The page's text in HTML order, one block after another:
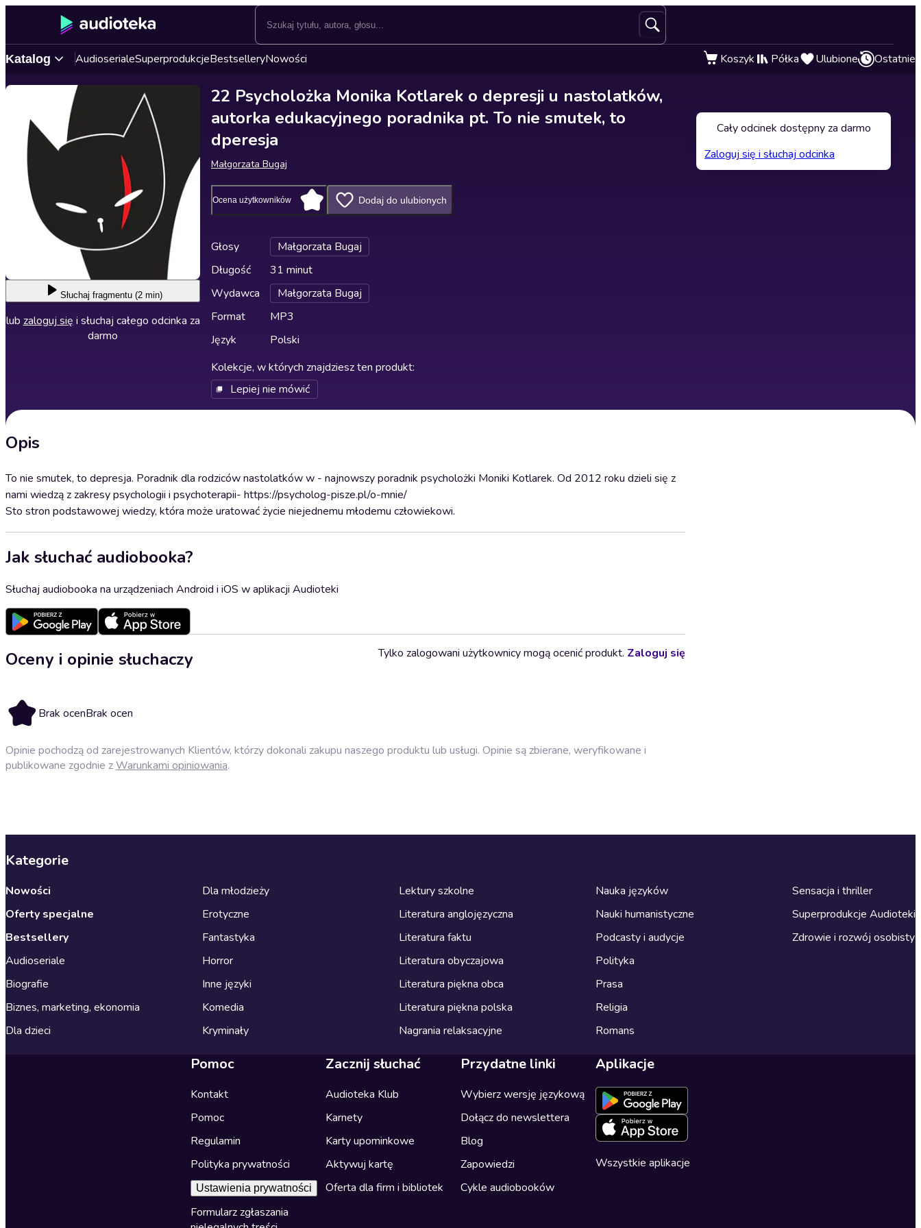
Katalog AudioserialeSuperprodukcjeBestselleryNowości Koszyk Półka Ulubione Ostatnie
Słuchaj fragmentu (2 min)
lub zaloguj się i słuchaj całego odcinka za
darmo
22 Psycholożka Monika Kotlarek o depresji u nastolatków,
autorka edukacyjnego poradnika pt. To nie smutek, to
dperesja
Małgorzata Bugaj
Ocena użytkowników Dodaj do ulubionych
Głosy
Małgorzata Bugaj
Długość
31 minut
Wydawca
Małgorzata Bugaj
Format
MP3
Język
Polski
Kolekcje, w których znajdziesz ten produkt:
Lepiej nie mówić
Opis
To nie smutek, to depresja. Poradnik dla rodziców nastolatków w - najnowszy poradnik psycholożki Moniki Kotlarek. Od 2012 roku dzieli się z
nami wiedzą z zakresy psychologii i psychoterapii- https://psycholog-pisze.pl/o-mnie/
Sto stron podstawowej wiedzy, która może uratować życie niejednemu młodemu człowiekowi.
Jak słuchać audiobooka?
Słuchaj audiobooka na urządzeniach Android i iOS w aplikacji Audioteki
Oceny i opinie słuchaczy
Brak ocenBrak ocen
Tylko zalogowani użytkownicy mogą ocenić produkt. Zaloguj się
Opinie pochodzą od zarejestrowanych Klientów, którzy dokonali zakupu naszego produktu lub usługi. Opinie są zbierane, weryfikowane i
publikowane zgodnie zWarunkami opiniowania.
Cały odcinek dostępny za darmo
Zaloguj się i słuchaj odcinka
Kategorie
Nowości
Oferty specjalne
Bestsellery
Audioseriale
Biografie
Biznes, marketing, ekonomia
Dla dzieci
Dla młodzieży
Erotyczne
Fantastyka
Horror
Inne języki
Komedia
Kryminały
Lektury szkolne
Literatura anglojęzyczna
Literatura faktu
Literatura obyczajowa
Literatura piękna obca
Literatura piękna polska
Nagrania relaksacyjne
Nauka języków
Nauki humanistyczne
Podcasty i audycje
Polityka
Prasa
Religia
Romans
Sensacja i thriller
Superprodukcje Audioteki
Zdrowie i rozwój osobisty
Pomoc
Kontakt
Pomoc
Regulamin
Polityka prywatności
Ustawienia prywatności
Formularz zgłaszania
Zacznij słuchać
Audioteka Klub
Karnety
Karty upominkowe
Aktywuj kartę
Oferta dla firm i bibliotek
Przydatne linki
Wybierz wersję językową
Dołącz do newslettera
Blog
Zapowiedzi
Cykle audiobooków
Aplikacje
Wszystkie aplikacje